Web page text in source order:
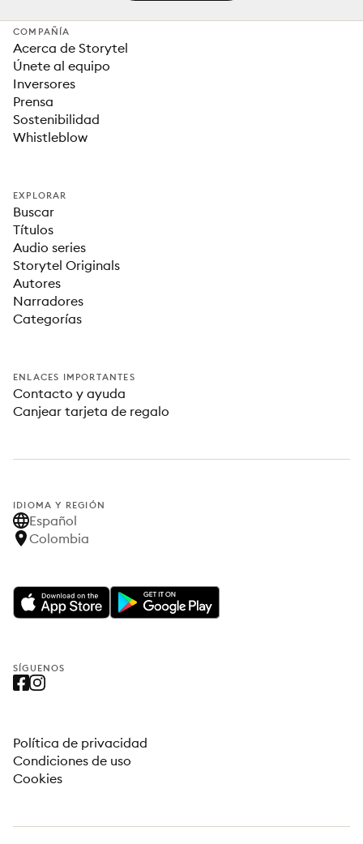
COMPAÑÍA
Acerca de Storytel
Únete al equipo
Inversores
Prensa
Sostenibilidad
Whistleblow
EXPLORAR
Buscar
Títulos
Audio series
Storytel Originals
Autores
Narradores
Categorías
ENLACES IMPORTANTES
Contacto y ayuda
Canjear tarjeta de regalo
IDIOMA Y REGIÓN
Español
Colombia
SÍGUENOS
Política de privacidad
Condiciones de uso
Cookies